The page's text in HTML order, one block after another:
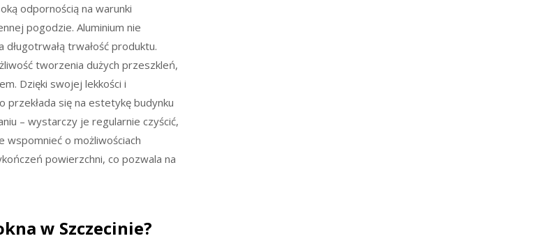
odpornością na warunki
pogodzie. Aluminium nie
trwałość produktu.
tworzenia dużych przeszkleń,
Dzięki swojej lekkości i
przekłada się na estetykę budynku
– wystarczy je regularnie czyścić,
wspomnieć o możliwościach
powierzchni, co pozwala na
w Szczecinie?